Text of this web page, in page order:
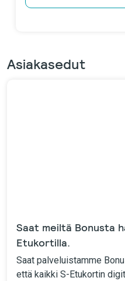
Asiakasedut
Saat meiltä Bonusta
Etukortilla.
Saat palveluistamme
että kaikki S-Etukortin